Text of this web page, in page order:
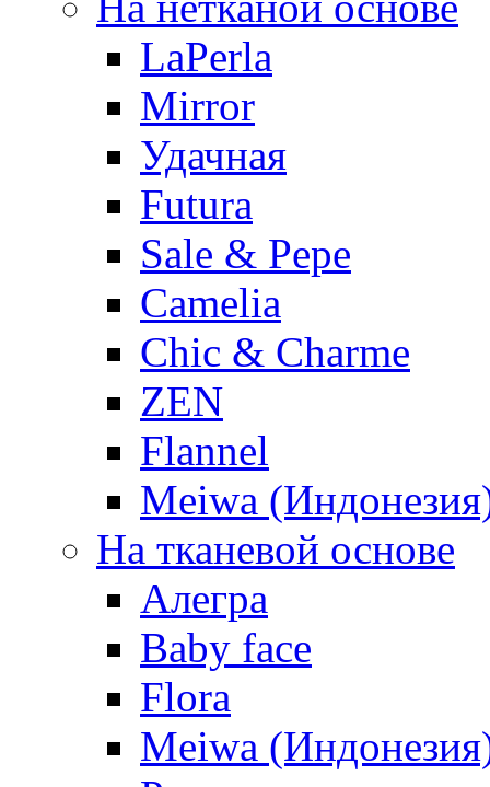
LaPerla
Mirror
Удачная
Futura
Sale & Pepe
Camelia
Chic & Charme
ZEN
Flannel
Meiwa
На тканевой основе
Алегра
Baby face
Flora
Meiwa